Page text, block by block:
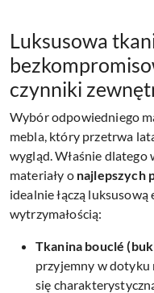
Luksusowa
czynniki
Wybór odpowiedniego
mebla, który przetrwa
wygląd. Właśnie
materiały o najlepszych
idealnie łączą
wytrzymałością:
Tkanina bouclé
przyjemny w dotyku
się